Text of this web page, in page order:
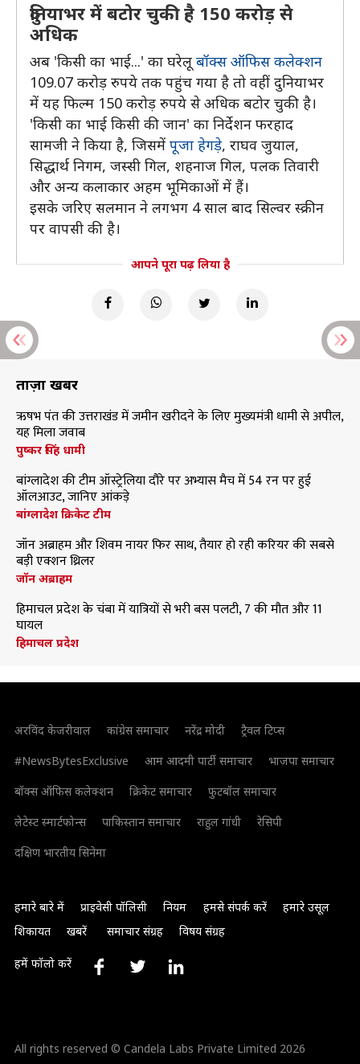
दुनियाभर में बटोर चुकी है 150 करोड़ से
अधिक
अब 'किसी का भाई...' का घरेलू बॉक्स ऑफिस कलेक्शन
109.07 करोड़ रुपये तक पहुंच गया है तो वहीं दुनियाभर
में यह फिल्म 150 करोड़ रुपये से अधिक बटोर चुकी है।
'किसी का भाई किसी की जान' का निर्देशन फरहाद
सामजी ने किया है, जिसमें पूजा हेगड़े, राघव जुयाल,
सिद्धार्थ निगम, जस्सी गिल, शहनाज गिल, पलक तिवारी
और अन्य कलाकार अहम भूमिकाओं में हैं।
इसके जरिए सलमान ने लगभग 4 साल बाद सिल्वर स्क्रीन
पर वापसी की है।
आपने पूरा पढ़ लिया है
ताज़ा खबरें
ऋषभ पंत की उत्तराखंड में जमीन खरीदने के लिए मुख्यमंत्री धामी से अपील,
यह मिला जवाब
पुष्कर सिंह धामी
बांग्लादेश की टीम ऑस्ट्रेलिया दौरे पर अभ्यास मैच में 54 रन पर हुई
ऑलआउट, जानिए आंकड़े
बांग्लादेश क्रिकेट टीम
जॉन अब्राहम और शिवम नायर फिर साथ, तैयार हो रही करियर की सबसे
बड़ी एक्शन थ्रिलर
जॉन अब्राहम
हिमाचल प्रदेश के चंबा में यात्रियों से भरी बस पलटी, 7 की मौत और 11
घायल
हिमाचल प्रदेश
अरविंद केजरीवाल कांग्रेस समाचार नरेंद्र मोदी
ट्रैवल टिप्स
#NewsBytesExclusive
आम आदमी पार्टी समाचार
भाजपा समाचार
बॉक्स ऑफिस कलेक्शन
क्रिकेट समाचार
फुटबॉल समाचार
लेटेस्ट स्मार्टफोन्स
पाकिस्तान समाचार राहुल गांधी
रेसिपी
दक्षिण भारतीय सिनेमा
हमारे बारे में प्राइवेसी पॉलिसी नियम हमसे संपर्क करें
हमारे उसूल
शिकायत
खबरें समाचार संग्रह विषय संग्रह
हमें फॉलो करें
All rights reserved © Candela Labs Private Limited 2026